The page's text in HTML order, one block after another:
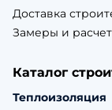
Доставка
Замеры и
Каталог
Теплоизоляция